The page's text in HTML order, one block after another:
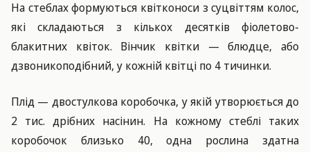
На стеблах формуються квітконоси з суцвіттям колос,
які складаються з кількох десятків фіолетово-
блакитних квіток. Вінчик квітки — блюдце, або
дзвоникоподібний, у кожній квітці по 4 тичинки.
Плід — двостулкова коробочка, у якій утворюється до
2 тис. дрібних насінин. На кожному стеблі таких
коробочок близько 40, одна рослина здатна